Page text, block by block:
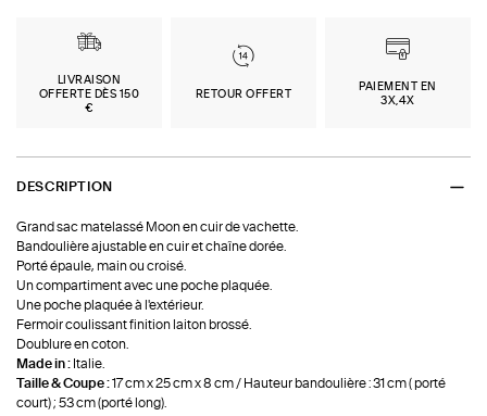
LIVRAISON
OFFERTE DÈS 150
€
RETOUR OFFERT
PAIEMENT EN
3X,4X
DESCRIPTION
Grand sac matelassé Moon en cuir de vachette.
Bandoulière ajustable en cuir et chaîne dorée.
Porté épaule, main ou croisé.
Un compartiment avec une poche plaquée.
Une poche plaquée à l'extérieur.
Fermoir coulissant finition laiton brossé.
Doublure en coton.
Made in : Italie.
Taille & Coupe :17 cm x 25 cm x 8 cm / Hauteur bandoulière : 31 cm ( porté
court) ; 53 cm (porté long).